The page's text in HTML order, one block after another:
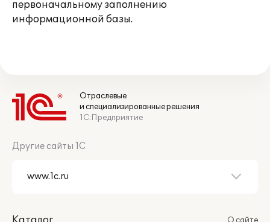
первоначальному заполнению
информационной базы.
Отраслевые
и специализированные решения
1С:Предприятие
Другие сайты 1С